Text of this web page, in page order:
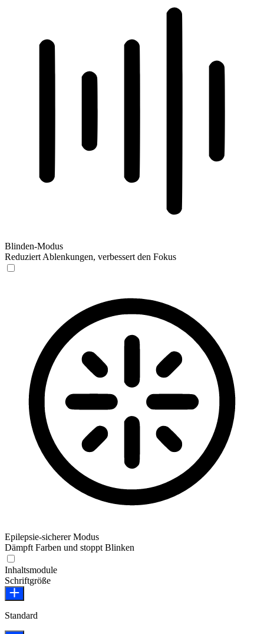
Blinden-Modus
Reduziert Ablenkungen, verbessert den Fokus
Epilepsie-sicherer Modus
Dämpft Farben und stoppt Blinken
Inhaltsmodule
Schriftgröße
Standard